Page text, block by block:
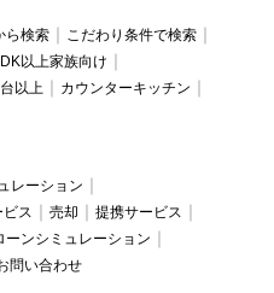
ら検索
こだわり条件で検索
以上家族向け
以上
カウンターキッチン
レーション
ス 売却
提携サービス
ーンシミュレーション
問い合わせ